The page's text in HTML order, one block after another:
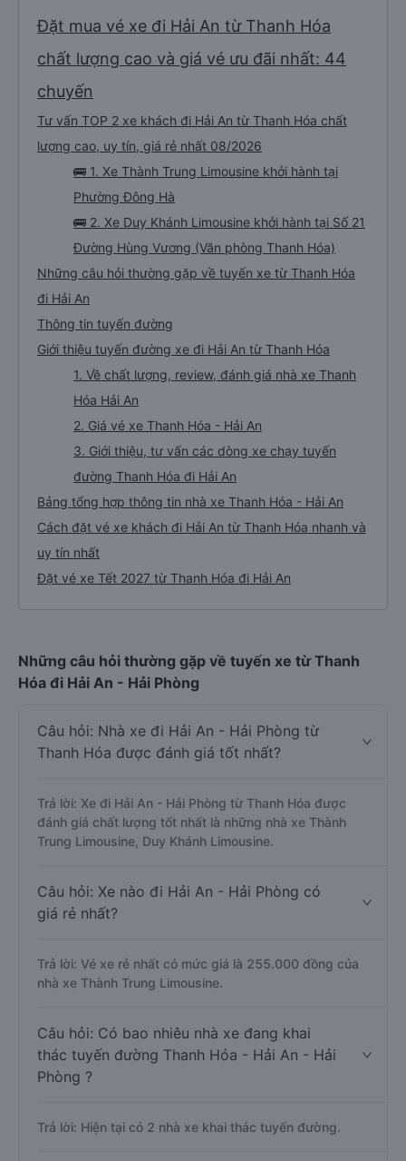
Đặt mua vé xe đi Hải An từ Thanh Hóa
chất lượng cao và giá vé ưu đãi nhất: 44
chuyến
Tư vấn TOP 2 xe khách đi Hải An từ Thanh Hóa chất
lượng cao, uy tín, giá rẻ nhất 08/2026
🚌 1. Xe Thành Trung Limousine khởi hành tại
Phường Đông Hà
🚌 2. Xe Duy Khánh Limousine khởi hành tại Số 21
Đường Hùng Vương (Văn phòng Thanh Hóa)
Những câu hỏi thường gặp về tuyến xe từ Thanh Hóa
đi Hải An
Thông tin tuyến đường
Giới thiệu tuyến đường xe đi Hải An từ Thanh Hóa
1. Về chất lượng, review, đánh giá nhà xe Thanh
Hóa Hải An
2. Giá vé xe Thanh Hóa - Hải An
3. Giới thiệu, tư vấn các dòng xe chạy tuyến
đường Thanh Hóa đi Hải An
Bảng tổng hợp thông tin nhà xe Thanh Hóa - Hải An
Cách đặt vé xe khách đi Hải An từ Thanh Hóa nhanh và
uy tín nhất
Đặt vé xe Tết 2027 từ Thanh Hóa đi Hải An
Những câu hỏi thường gặp về tuyến xe từ Thanh
Hóa đi Hải An - Hải Phòng
Câu hỏi: Nhà xe đi Hải An - Hải Phòng từ
Thanh Hóa được đánh giá tốt nhất?
Trả lời: Xe đi Hải An - Hải Phòng từ Thanh Hóa được
đánh giá chất lượng tốt nhất là những nhà xe Thành
Trung Limousine, Duy Khánh Limousine.
Câu hỏi: Xe nào đi Hải An - Hải Phòng có
giá rẻ nhất?
Trả lời: Vé xe rẻ nhất có mức giá là 255.000 đồng của
nhà xe Thành Trung Limousine.
Câu hỏi: Có bao nhiêu nhà xe đang khai
thác tuyến đường Thanh Hóa - Hải An - Hải
Phòng ?
Trả lời: Hiện tại có 2 nhà xe khai thác tuyến đường.